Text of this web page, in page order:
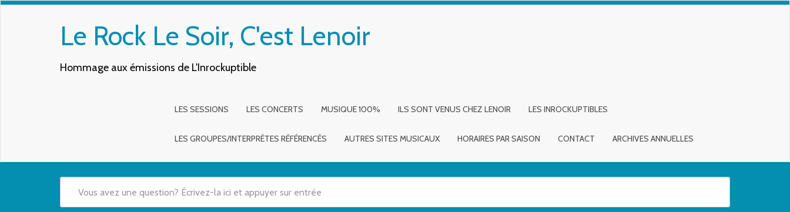
Le Rock Le Soir, C'est Lenoir
Hommage aux émissions de L'Inrockuptible
LES SESSIONS LES CONCERTS MUSIQUE 100% ILS SONT VENUS CHEZ LENOIR LES INROCKUPTIBLES
LES GROUPES/INTERPRÈTES RÉFÉRENCÉS AUTRES SITES MUSICAUX HORAIRES PAR SAISON CONTACT ARCHIVES ANNUELLES